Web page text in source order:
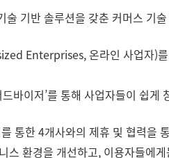
기반 솔루션을 갖춘 커머스 기
Enterprises, 온라인 사업자)
바이저’를 통해 사업자들이 쉽게
통한 4개사와의 제휴 및 협력을
환경을 개선하고, 이용자들에